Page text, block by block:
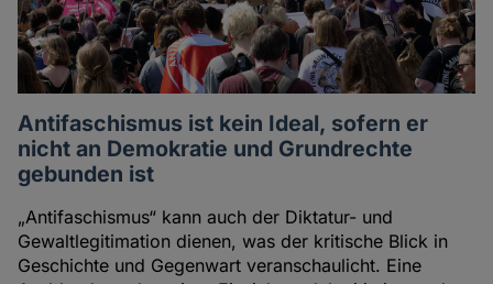
Antifaschismus ist kein Ideal, sofern er
nicht an Demokratie und Grundrechte
gebunden ist
„Antifaschismus“ kann auch der Diktatur- und
Gewaltlegitimation dienen, was der kritische Blick in
Geschichte und Gegenwart veranschaulicht. Eine